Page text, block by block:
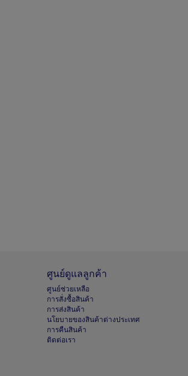
ศูนย์ดูแลลูกค้า
ศูนย์ช่วยเหลือ
การสั่งซื้อสินค้า
การส่งสินค้า
นโยบายของสินค้าต่างประเทศ
การคืนสินค้า
ติดต่อเรา